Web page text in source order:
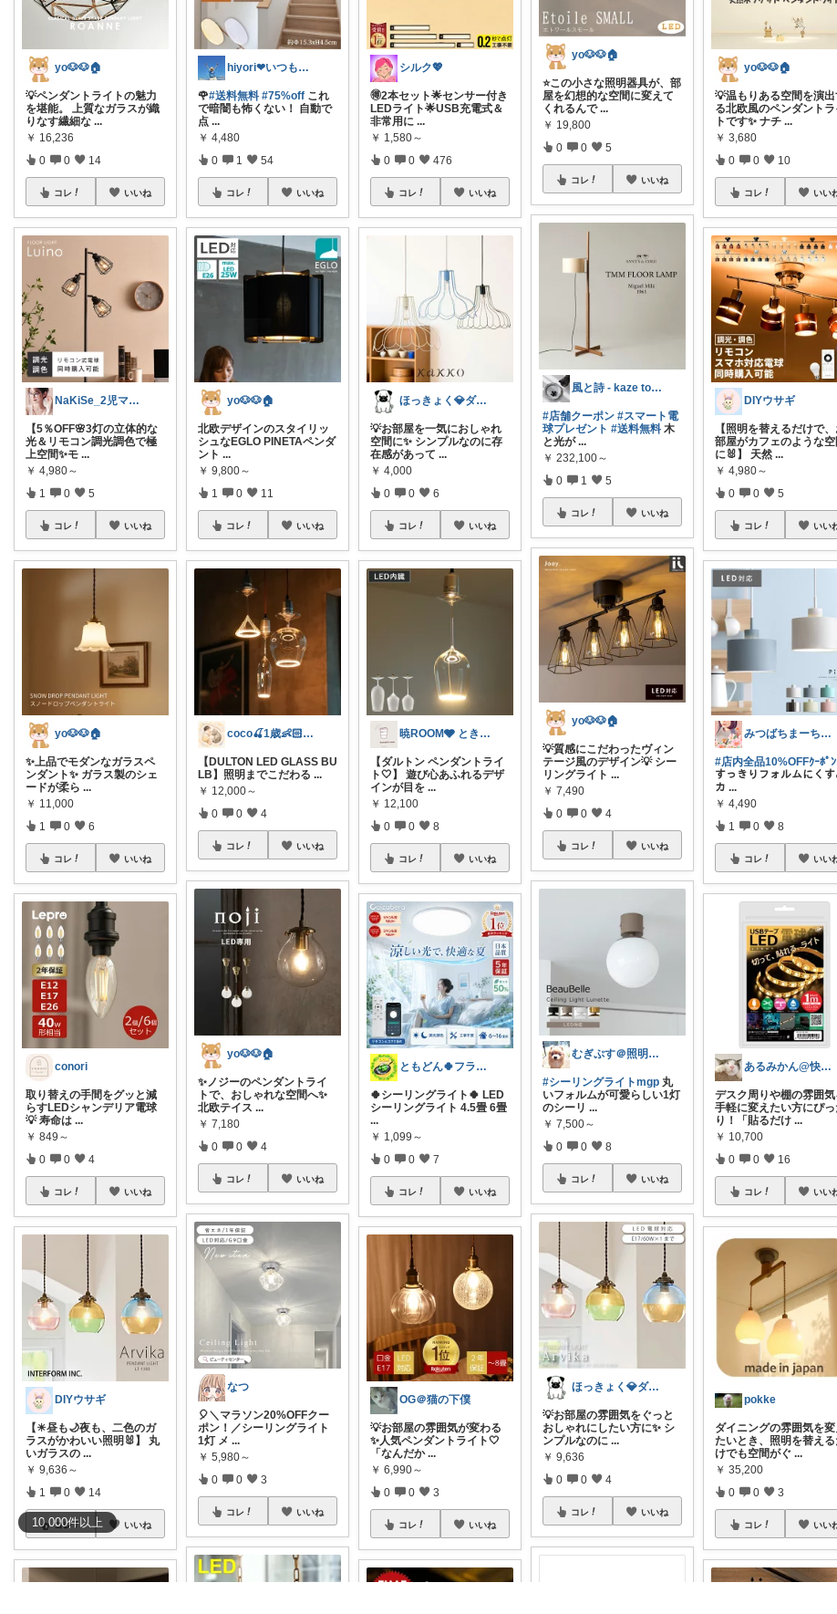
10,000件以上
yo🐶🐶🏠
💡ペンダントライトの魅力
を堪能。 上質なガラスが織
りなす繊細な ...
￥ 16,236
0 0 14
コレ いいね
NaKiSe_2児ママ🌸訪問感謝です
【5％OFF🌸3灯の立体的な
光＆リモコン調光調色で極
上空間✨モ ...
￥ 4,980～
1 0 5
コレ いいね
yo🐶🐶🏠
✨上品でモダンなガラスペ
ンダント✨ ガラス製のシェ
ードが柔ら ...
￥ 11,000
1 0 6
コレ いいね
conori
取り替えの手間をグッと減
らすLEDシャンデリア電球
💡 寿命は ...
￥ 849～
0 0 4
コレ いいね
DIYウサギ
【☀昼も🌙夜も、二色のガ
ラスがかわいい照明🐰】 丸
いガラスの ...
￥ 9,636～
1 0 14
コレ いいね
hiyori❤いつもありがとう♡感謝🌹
🌹#送料無料 #75%off これ
で暗闇も怖くない！ 自動で
点 ...
￥ 4,480
0 1 54
コレ いいね
yo🐶🐶🏠
北欧デザインのスタイリッ
シュなEGLO PINETAペンダ
ント ...
￥ 9,800～
1 0 11
コレ いいね
coco🍒1歳👶🏻5歳🐈
【DULTON LED GLASS BU
LB】照明までこだわる ...
￥ 12,000～
0 0 4
コレ いいね
yo🐶🐶🏠
✨ノジーのペンダントライ
トで、おしゃれな空間へ✨
北欧テイス ...
￥ 7,180
0 0 4
コレ いいね
なつ
🎈＼マラソン20%OFFクー
ポン！／シーリングライト
1灯 メ ...
￥ 5,980～
0 0 3
コレ いいね
シルク💖
🉐2本セット🌟センサー付き
LEDライト🌟USB充電式＆
非常用に ...
￥ 1,580～
0 0 476
コレ いいね
ほっきょく💎ダイヤモンド会員💎
💡お部屋を一気におしゃれ
空間に✨ シンプルなのに存
在感があって ...
￥ 4,000
0 0 6
コレ いいね
暁ROOM🩶 ときめく暮らしのセレクト
【ダルトン ペンダントライ
ト🤍】 遊び心あふれるデザ
インが目を ...
￥ 12,100
0 0 8
コレ いいね
ともどん🍀フライパン料理ある暮らし🍳
🍀シーリングライト🍀 LED
シーリングライト 4.5畳 6畳
...
￥ 1,099～
0 0 7
コレ いいね
OG＠猫の下僕
💡お部屋の雰囲気が変わる
✨人気ペンダントライト🤍
「なんだか ...
￥ 6,990～
0 0 3
コレ いいね
yo🐶🐶🏠
⭐️この小さな照明器具が、部
屋を幻想的な空間に変えて
くれるんで ...
￥ 19,800
0 0 5
コレ いいね
風と詩 - kaze to uta -
#店舗クーポン #スマート電
球プレゼント #送料無料 木
と光が ...
￥ 232,100～
0 1 5
コレ いいね
yo🐶🐶🏠
💡質感にこだわったヴィン
テージ風のデザイン💡 シー
リングライト ...
￥ 7,490
0 0 4
コレ いいね
むぎぷす＠照明とインテリアと北欧食器
#シーリングライトmgp 丸
いフォルムが可愛らしい1灯
のシーリ ...
￥ 7,500～
0 0 8
コレ いいね
ほっきょく💎ダイヤモンド会員💎
💡お部屋の雰囲気をぐっと
おしゃれにしたい方に✨ シ
ンプルなのに ...
￥ 9,636
0 0 4
コレ いいね
yo🐶🐶🏠
💡温もりある空間を演
る北欧風のペンダントラ
トです✨ ナチ ...
￥ 3,680
0 0 10
コレ いい
DIYウサギ
【照明を替えるだけで
部屋がカフェのような空
に🐰】 天然 ...
￥ 4,980～
0 0 5
コレ いい
みつばちまーちᵀᴴᴬᴺᴷ ᵞᴼᵁ ◡̈*
#店内全品10%OFFｸｰﾎﾟﾝ
すっきりフォルムにく
カ ...
￥ 4,490
1 0 8
コレ いい
あるみかん@快適な在宅ワーク＆デスク環境
デスク周りや棚の雰囲
手軽に変えたい方にぴっ
り！「貼るだけ ...
￥ 10,700
0 0 16
コレ いい
pokke
ダイニングの雰囲気を変
たいとき、照明を替え
けでも空間がぐ ...
￥ 35,200
0 0 3
コレ いい